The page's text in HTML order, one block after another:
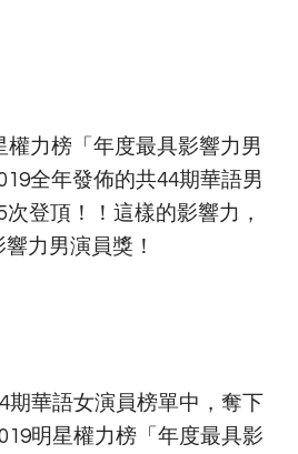
權力榜「年度最具影響力男
全年發佈的共44期華語男
登頂！！這樣的影響力，
力男演員獎！
期華語女演員榜單中，奪下
明星權力榜「年度最具影